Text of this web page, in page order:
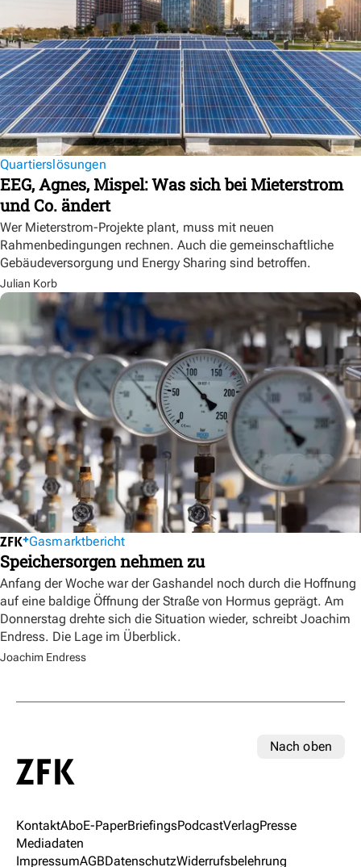
Quartierslösungen
EEG, Agnes, Mispel: Was sich bei Mieterstrom
und Co. ändert
Wer Mieterstrom-Projekte plant, muss mit neuen
Rahmenbedingungen rechnen. Auch die gemeinschaftliche
Gebäudeversorgung und Energy Sharing sind betroffen.
Julian Korb
Gasmarktbericht
Speichersorgen nehmen zu
Anfang der Woche war der Gashandel noch durch die Hoffnung
auf eine baldige Öffnung der Straße von Hormus geprägt. Am
Donnerstag drehte sich die Situation wieder, schreibt Joachim
Endress. Die Lage im Überblick.
Joachim Endress
Nach oben
KontaktAboE-PaperBriefingsPodcastVerlagPresse
Mediadaten
ImpressumAGBDatenschutzWiderrufsbelehrung